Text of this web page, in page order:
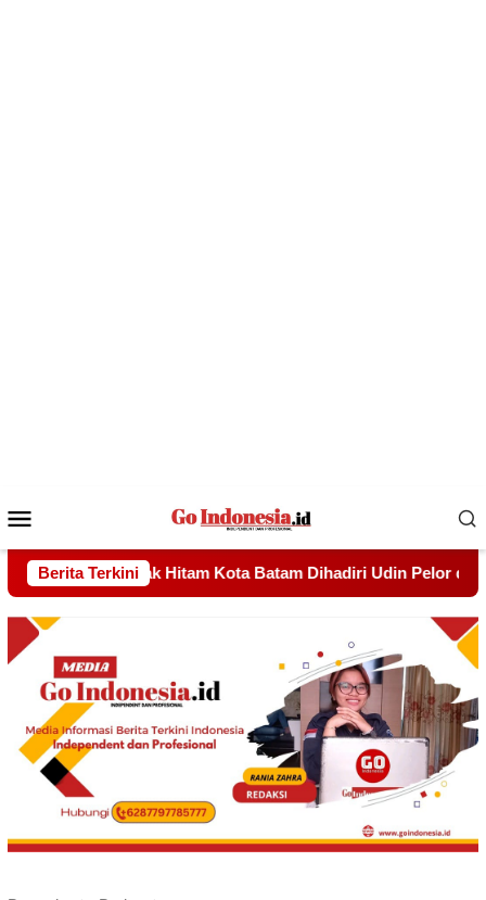
Mobile
Berita Terkini
Udin Pelor dan Wali Kota, Momentum Perkuat Solidaritas